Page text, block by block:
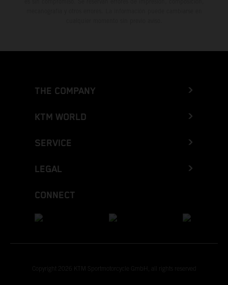
THE COMPANY
KTM WORLD
SERVICE
LEGAL
CONNECT
Copyright 2026 KTM Sportmotorcycle GmbH, all rights reserved